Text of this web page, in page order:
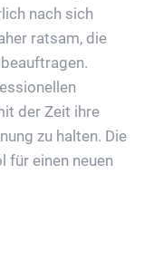
nach sich
ratsam, die
der Zeit ihre
zu halten. Die
für einen neuen